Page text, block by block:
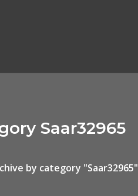
Saar32965
by category "Saar32965"